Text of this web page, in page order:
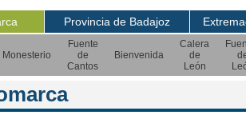
Provincia de Badajoz
Monesterio
Fuente
de
Cantos
Bienvenida
Calera
de
León